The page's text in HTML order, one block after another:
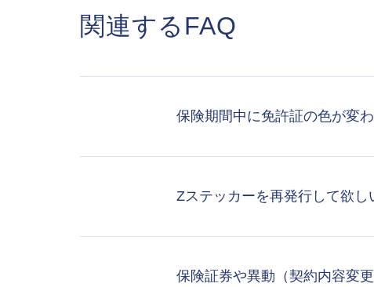
関連するFAQ
保険期間中に免許証の色が変
Zステッカーを再発行して欲し
保険証券や異動（契約内容変